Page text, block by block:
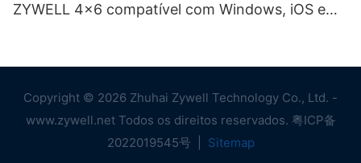
ZYWELL 4x6 compatível com Windows, iOS e
Copyright © 2026 Zhuhai Zywell Technology Co., Ltd. -
www.zywell.net Todos os direitos reservados. 粤ICP备
2022019545号
Sitemap